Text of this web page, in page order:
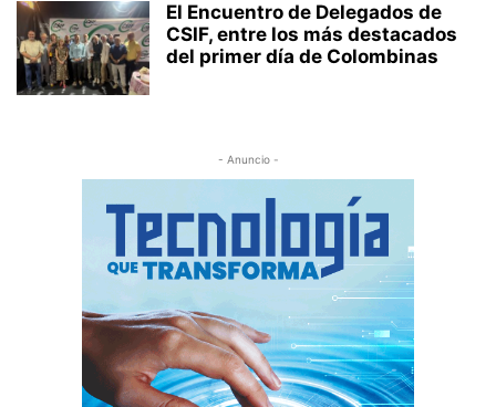
El Encuentro de Delegados de
CSIF, entre los más destacados
del primer día de Colombinas
- Anuncio -